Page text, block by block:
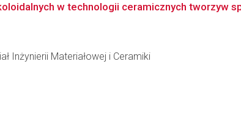
w technologii ceramicznych tworzyw
Inżynierii Materiałowej i Ceramiki